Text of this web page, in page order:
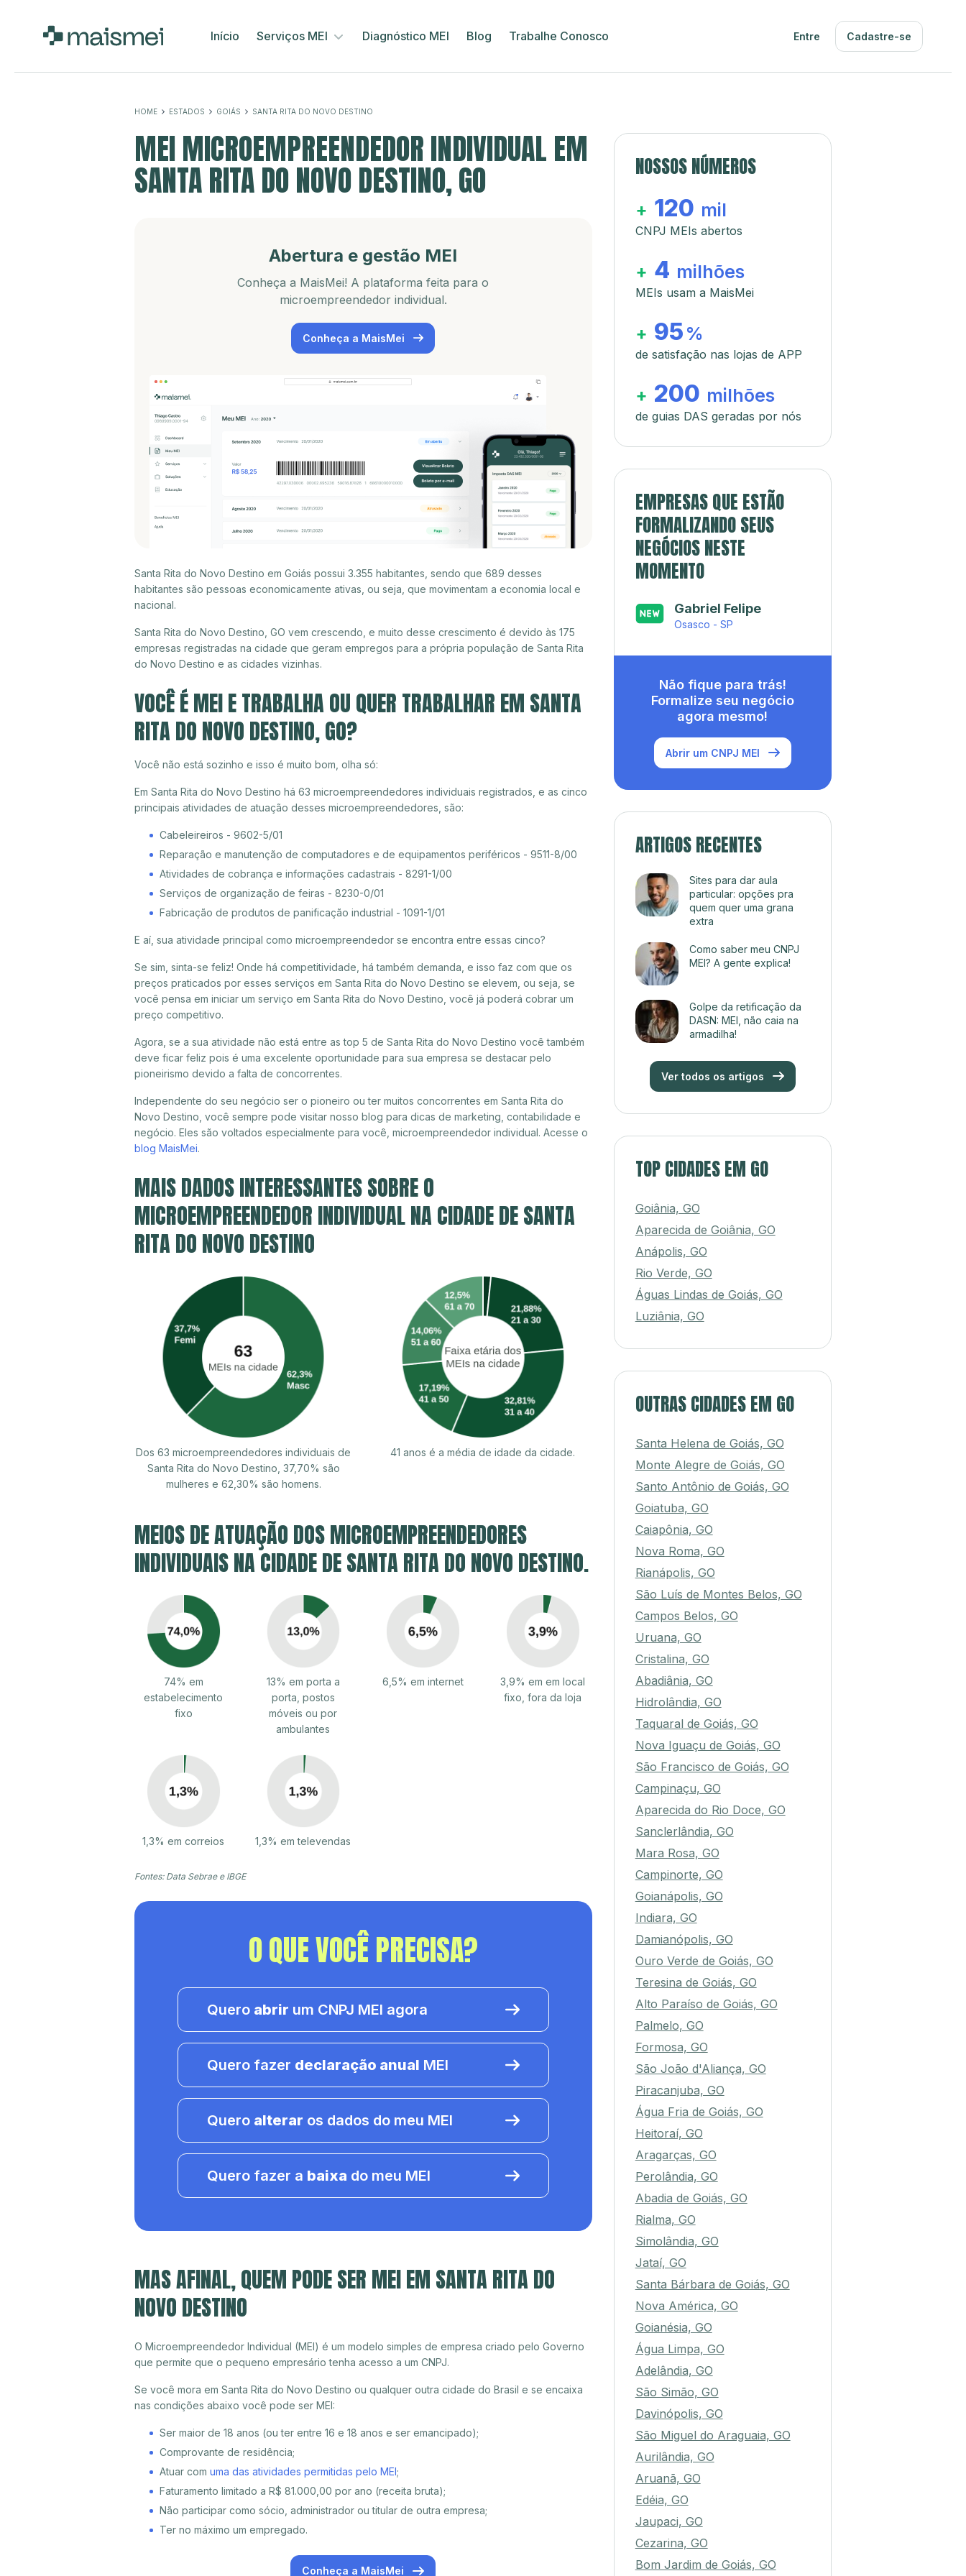
Início Serviços MEI Diagnóstico MEI Blog Trabalhe Conosco Entre Cadastre-se
HOME ESTADOS GOIÁS SANTA RITA DO NOVO DESTINO
MEI MICROEMPREENDEDOR INDIVIDUAL EM
SANTA RITA DO NOVO DESTINO, GO
Abertura e gestão MEI
Conheça a MaisMei! A plataforma feita para o
microempreendedor individual.
Conheça a MaisMei
Santa Rita do Novo Destino em Goiás possui 3.355 habitantes, sendo que 689 desses
habitantes são pessoas economicamente ativas, ou seja, que movimentam a economia local e
nacional.
Santa Rita do Novo Destino, GO vem crescendo, e muito desse crescimento é devido às 175
empresas registradas na cidade que geram empregos para a própria população de Santa Rita
do Novo Destino e as cidades vizinhas.
VOCÊ É MEI E TRABALHA OU QUER TRABALHAR EM SANTA
RITA DO NOVO DESTINO, GO?
Você não está sozinho e isso é muito bom, olha só:
Em Santa Rita do Novo Destino há 63 microempreendedores individuais registrados, e as cinco
principais atividades de atuação desses microempreendedores, são:
Cabeleireiros - 9602-5/01
Reparação e manutenção de computadores e de equipamentos periféricos - 9511-8/00
Atividades de cobrança e informações cadastrais - 8291-1/00
Serviços de organização de feiras - 8230-0/01
Fabricação de produtos de panificação industrial - 1091-1/01
E aí, sua atividade principal como microempreendedor se encontra entre essas cinco?
Se sim, sinta-se feliz! Onde há competitividade, há também demanda, e isso faz com que os
preços praticados por esses serviços em Santa Rita do Novo Destino se elevem, ou seja, se
você pensa em iniciar um serviço em Santa Rita do Novo Destino, você já poderá cobrar um
preço competitivo.
Agora, se a sua atividade não está entre as top 5 de Santa Rita do Novo Destino você também
deve ficar feliz pois é uma excelente oportunidade para sua empresa se destacar pelo
pioneirismo devido a falta de concorrentes.
Independente do seu negócio ser o pioneiro ou ter muitos concorrentes em Santa Rita do
Novo Destino, você sempre pode visitar nosso blog para dicas de marketing, contabilidade e
negócio. Eles são voltados especialmente para você, microempreendedor individual. Acesse o
blog MaisMei.
MAIS DADOS INTERESSANTES SOBRE O
MICROEMPREENDEDOR INDIVIDUAL NA CIDADE DE SANTA
RITA DO NOVO DESTINO
Dos 63 microempreendedores individuais de
Santa Rita do Novo Destino, 37,70% são
mulheres e 62,30% são homens.
41 anos é a média de idade da cidade.
MEIOS DE ATUAÇÃO DOS MICROEMPREENDEDORES
INDIVIDUAIS NA CIDADE DE SANTA RITA DO NOVO DESTINO.
74% em
estabelecimento
fixo
13% em porta a
porta, postos
móveis ou por
ambulantes
6,5% em internet
3,9% em em local
fixo, fora da loja
1,3% em correios 1,3% em televendas
Fontes: Data Sebrae e IBGE
O QUE VOCÊ PRECISA?
Quero abrir um CNPJ MEI agora
Quero fazer declaração anual MEI
Quero alterar os dados do meu MEI
Quero fazer a baixa do meu MEI
MAS AFINAL, QUEM PODE SER MEI EM SANTA RITA DO
NOVO DESTINO
O Microempreendedor Individual (MEI) é um modelo simples de empresa criado pelo Governo
que permite que o pequeno empresário tenha acesso a um CNPJ.
Se você mora em Santa Rita do Novo Destino ou qualquer outra cidade do Brasil e se encaixa
nas condições abaixo você pode ser MEI:
Ser maior de 18 anos (ou ter entre 16 e 18 anos e ser emancipado);
Comprovante de residência;
Atuar com uma das atividades permitidas pelo MEI;
Faturamento limitado a R$ 81.000,00 por ano (receita bruta);
Não participar como sócio, administrador ou titular de outra empresa;
Ter no máximo um empregado.
Conheça a MaisMei
NOSSOS NÚMEROS
+ 120 mil
CNPJ MEIs abertos
+ 4 milhões
MEIs usam a MaisMei
+ 95 %
de satisfação nas lojas de APP
+ 200 milhões
de guias DAS geradas por nós
EMPRESAS QUE ESTÃO
FORMALIZANDO SEUS
NEGÓCIOS NESTE
MOMENTO
Gabriel Felipe
Osasco - SP
Não fique para trás!
Formalize seu negócio
agora mesmo!
Abrir um CNPJ MEI
ARTIGOS RECENTES
Sites para dar aula
particular: opções pra
quem quer uma grana
extra
Como saber meu CNPJ
MEI? A gente explica!
Golpe da retificação da
DASN: MEI, não caia na
armadilha!
Ver todos os artigos
TOP CIDADES EM GO
Goiânia, GO
Aparecida de Goiânia, GO
Anápolis, GO
Rio Verde, GO
Águas Lindas de Goiás, GO
Luziânia, GO
OUTRAS CIDADES EM GO
Santa Helena de Goiás, GO
Monte Alegre de Goiás, GO
Santo Antônio de Goiás, GO
Goiatuba, GO
Caiapônia, GO
Nova Roma, GO
Rianápolis, GO
São Luís de Montes Belos, GO
Campos Belos, GO
Uruana, GO
Cristalina, GO
Abadiânia, GO
Hidrolândia, GO
Taquaral de Goiás, GO
Nova Iguaçu de Goiás, GO
São Francisco de Goiás, GO
Campinaçu, GO
Aparecida do Rio Doce, GO
Sanclerlândia, GO
Mara Rosa, GO
Campinorte, GO
Goianápolis, GO
Indiara, GO
Damianópolis, GO
Ouro Verde de Goiás, GO
Teresina de Goiás, GO
Alto Paraíso de Goiás, GO
Palmelo, GO
Formosa, GO
São João d'Aliança, GO
Piracanjuba, GO
Água Fria de Goiás, GO
Heitoraí, GO
Aragarças, GO
Perolândia, GO
Abadia de Goiás, GO
Rialma, GO
Simolândia, GO
Jataí, GO
Santa Bárbara de Goiás, GO
Nova América, GO
Goianésia, GO
Água Limpa, GO
Adelândia, GO
São Simão, GO
Davinópolis, GO
São Miguel do Araguaia, GO
Aurilândia, GO
Aruanã, GO
Edéia, GO
Jaupaci, GO
Cezarina, GO
Bom Jardim de Goiás, GO